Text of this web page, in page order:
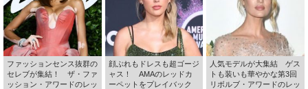
ファッションセンス抜群の
セレブが集結！ ザ・ファ
ッション・アワードのレッ
顔ぶれもドレスも超ゴージ
ャス！ AMAのレッドカ
ーペットをプレイバック
人気モデルが大集結 ゲス
トも装いも華やかな第3回
リボルブ・アワードのレッ